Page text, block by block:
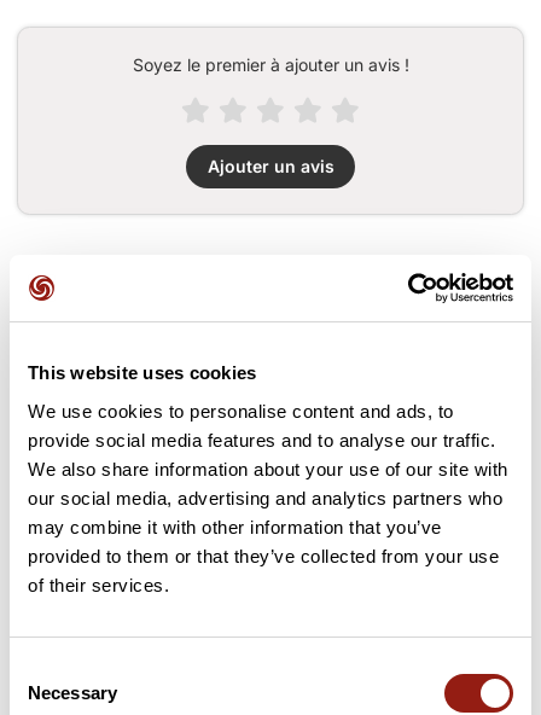
This website uses cookies
We use cookies to personalise content and ads, to
provide social media features and to analyse our traffic.
We also share information about your use of our site with
our social media, advertising and analytics partners who
may combine it with other information that you’ve
provided to them or that they’ve collected from your use
of their services.
Selection
Necessary
Soyez le premier à ajouter un avis !
Ajouter un avis
Cols le long du parcours
3 km Badeck 360 m
7 km Herzenbachsattel 437 m
11 km Eck 345 m
15 km Heugrabeneck